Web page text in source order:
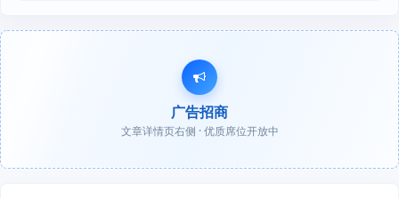
广告招商
文章详情页右侧 · 优质席位开放中